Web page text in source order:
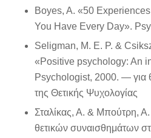
Boyes, A. «50
You Have Every Day».
Seligman, M. E. P. &
«Positive psychology: An
Psychologist, 2000. — για
της Θετικής Ψυχολογίας
Σταλίκας, Α. & Μπούτρη,
θετικών συναισθημάτων